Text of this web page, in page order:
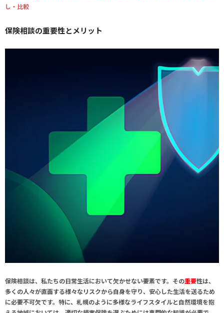
し・比較
保険相談の重要性とメリット
保険相談は、私たちの日常生活において欠かせない要素です。その重要性は、
多くの人々が直面する様々なリスクから自身を守り、安心した生活を送るため
に必要不可欠です。特に、札幌のように多様なライフスタイルと自然環境を抱